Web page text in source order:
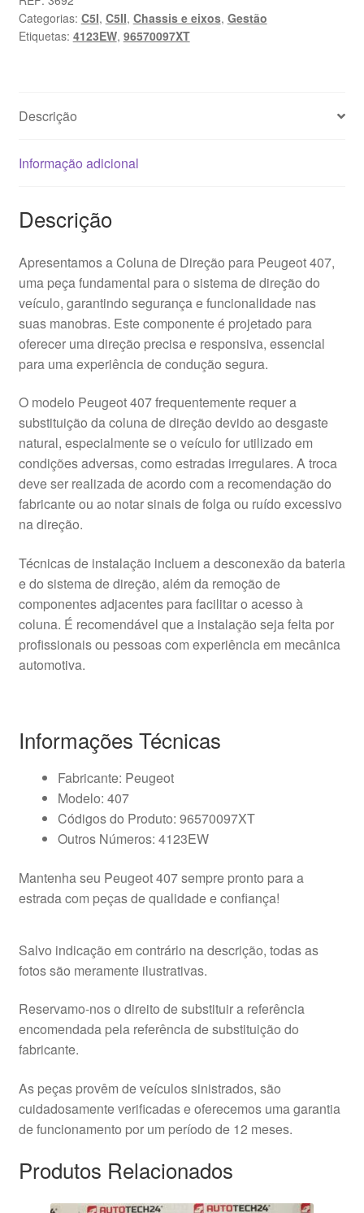
Categorias: C5I, C5II, Chassis e eixos, Gestão
Etiquetas: 4123EW, 96570097XT
Descrição
Informação adicional
Descrição
Apresentamos a Coluna de Direção para Peugeot 407,
uma peça fundamental para o sistema de direção do
veículo, garantindo segurança e funcionalidade nas
suas manobras. Este componente é projetado para
oferecer uma direção precisa e responsiva, essencial
para uma experiência de condução segura.
O modelo Peugeot 407 frequentemente requer a
substituição da coluna de direção devido ao desgaste
natural, especialmente se o veículo for utilizado em
condições adversas, como estradas irregulares. A troca
deve ser realizada de acordo com a recomendação do
fabricante ou ao notar sinais de folga ou ruído excessivo
na direção.
Técnicas de instalação incluem a desconexão da bateria
e do sistema de direção, além da remoção de
componentes adjacentes para facilitar o acesso à
coluna. É recomendável que a instalação seja feita por
profissionais ou pessoas com experiência em mecânica
automotiva.
Informações Técnicas
Fabricante: Peugeot
Modelo: 407
Códigos do Produto: 96570097XT
Outros Números: 4123EW
Mantenha seu Peugeot 407 sempre pronto para a
estrada com peças de qualidade e confiança!
Salvo indicação em contrário na descrição, todas as
fotos são meramente ilustrativas.
Reservamo-nos o direito de substituir a referência
encomendada pela referência de substituição do
fabricante.
As peças provêm de veículos sinistrados, são
cuidadosamente verificadas e oferecemos uma garantia
de funcionamento por um período de 12 meses.
Produtos Relacionados